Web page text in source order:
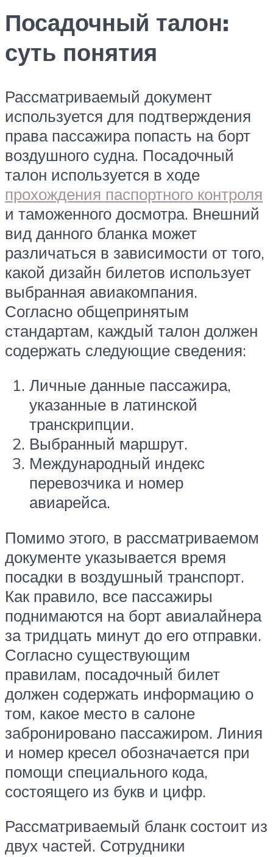
Посадочный талон:
суть понятия
Рассматриваемый документ
используется для подтверждения
права пассажира попасть на борт
воздушного судна. Посадочный
талон используется в ходе
прохождения паспортного контроля
и таможенного досмотра. Внешний
вид данного бланка может
различаться в зависимости от того,
какой дизайн билетов использует
выбранная авиакомпания.
Согласно общепринятым
стандартам, каждый талон должен
содержать следующие сведения:
Личные данные пассажира,
указанные в латинской
транскрипции.
Выбранный маршрут.
Международный индекс
перевозчика и номер
авиарейса.
Помимо этого, в рассматриваемом
документе указывается время
посадки в воздушный транспорт.
Как правило, все пассажиры
поднимаются на борт авиалайнера
за тридцать минут до его отправки.
Согласно существующим
правилам, посадочный билет
должен содержать информацию о
том, какое место в салоне
забронировано пассажиром. Линия
и номер кресел обозначается при
помощи специального кода,
состоящего из букв и цифр.
Рассматриваемый бланк состоит из
двух частей. Сотрудники